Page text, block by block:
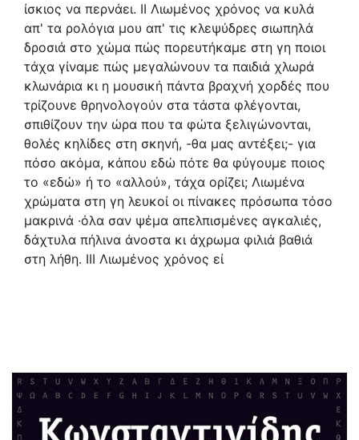
ίσκιος να περνάει. II Λιωμένος χρόνος να κυλά
απ' τα ρολόγια μου απ' τις κλεψύδρες σιωπηλά
δροσιά στο χώμα πώς πορευτήκαμε στη γη ποιοι
τάχα γίναμε πώς μεγαλώνουν τα παιδιά χλωρά
κλωνάρια κι η μουσική πάντα βραχνή χορδές που
τρίζουνε θρηνολογούν στα τάστα φλέγονται,
σπιθίζουν την ώρα που τα φώτα ξελιγώνονται,
θολές κηλίδες στη σκηνή, -θα μας αντέξει;- για
πόσο ακόμα, κάπου εδώ πότε θα φύγουμε ποιος
το «εδώ» ή το «αλλού», τάχα ορίζει; Λιωμένα
χρώματα στη γη λευκοί οι πίνακες πρόσωπα τόσο
μακρινά ·όλα σαν ψέμα απελπισμένες αγκαλιές,
δάχτυλα πήλινα άνοστα κι άχρωμα φιλιά βαθιά
στη λήθη. ΙΙΙ Λιωμένος χρόνος εί